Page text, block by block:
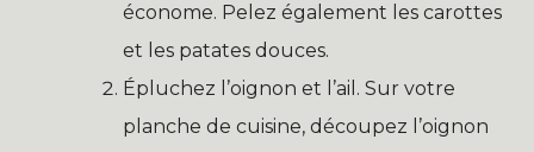
économe. Pelez également les carottes
et les patates douces.
Épluchez l’oignon et l’ail. Sur votre
planche de cuisine, découpez l’oignon